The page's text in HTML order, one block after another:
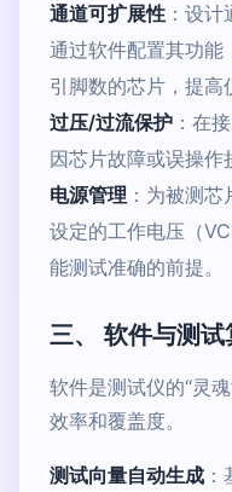
通道可扩展性 ：设
通过软件配置其功能
引脚数的芯片，提高
过压/过流保护 ：在
因芯片故障或误操作
电源管理 ：为被测
设定的工作电压（
能测试准确的前提。
三、 软件与测
软件是测试仪的“灵
效率和覆盖度。
测试向量自动生成